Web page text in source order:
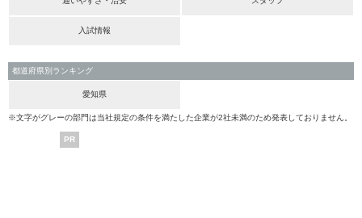
入試情報
都道府県別ランキング
愛知県
※文字がグレーの部門は当社規定の条件を満たした企業が2社未満のため発表しておりません。
PR